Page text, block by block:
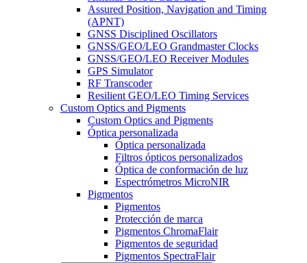
Assured Position, Navigation and Timing
(APNT)
GNSS Disciplined Oscillators
GNSS/GEO/LEO Grandmaster Clocks
GNSS/GEO/LEO Receiver Modules
GPS Simulator
RF Transcoder
Resilient GEO/LEO Timing Services
Custom Optics and Pigments
Custom Optics and Pigments
Óptica personalizada
Óptica personalizada
Filtros ópticos personalizados
Óptica de conformación de luz
Espectrómetros MicroNIR
Pigmentos
Pigmentos
Protección de marca
Pigmentos ChromaFlair
Pigmentos de seguridad
Pigmentos SpectraFlair